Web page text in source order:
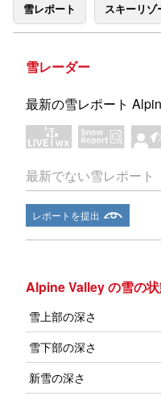
雪レポート スキーリゾ
雪レーダー
最新の雪レポート
最新でない雪レポート
レポートを提出
Alpine Valley の雪の
雪上部の深さ
雪下部の深さ
新雪の深さ